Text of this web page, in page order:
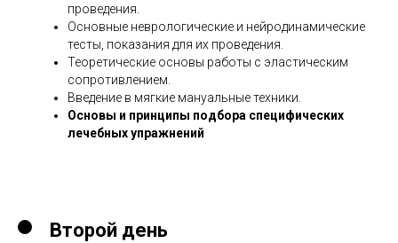
проведения.
Основные неврологические и нейродинамические
тесты, показания для их проведения.
Теоретические основы работы с эластическим
сопротивлением.
Введение в мягкие мануальные техники.
Основы и принципы подбора специфических
лечебных упражнений
Второй день